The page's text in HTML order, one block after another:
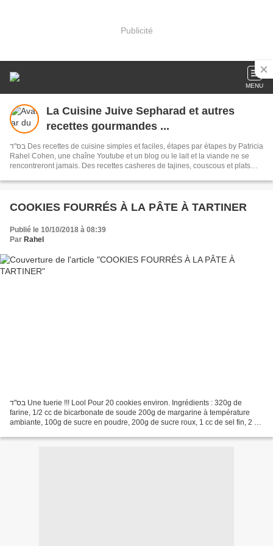
Publicité
MENU
La Cuisine Juive Sepharad et autres
recettes gourmandes ...
בס"ד Des recettes de cuisine simples et faciles, étapes par étapes by Patricia
Rahel Cohen, une chaîne Youtube et un blog ou le lait et la viande ne se
rencontreront jamais. Des recettes casheres de tajines, couscous et plats
orientales, françaises et autres recettes très gourmandes.
COOKIES FOURRÉS À LA PÂTE À TARTINER
Publié le 10/10/2018 à 08:39
Par Rahel
בס"ד Une tuerie !!! Lool Pour 20 cookies environ. Ingrédients : 320g de
farine, 1/2 cc de bicarbonate de soude 200g de margarine à température
ambiante, 100g de sucre en poudre, 200g de sucre roux, 1 cc de sel fin, 2 cc